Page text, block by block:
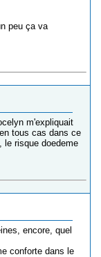
peu ça va
m'expliquait
tous cas dans ce
le risque doedeme
encore, quel
conforte dans le